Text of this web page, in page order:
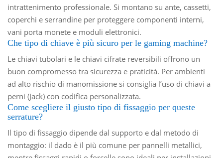
intrattenimento professionale. Si montano su ante, cassetti,
coperchi e serrandine per proteggere componenti interni,
vani porta monete e moduli elettronici.
Che tipo di chiave è più sicuro per le gaming machine?
Le chiavi tubolari e le chiavi cifrate reversibili offrono un
buon compromesso tra sicurezza e praticità. Per ambienti
ad alto rischio di manomissione si consiglia l’uso di chiavi a
perni (Jack) con codifica personalizzata.
Come scegliere il giusto tipo di fissaggio per queste
serrature?
Il tipo di fissaggio dipende dal supporto e dal metodo di
montaggio: il dado è il più comune per pannelli metallici,